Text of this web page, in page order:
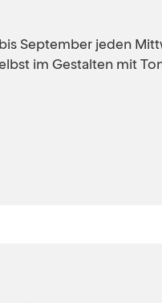
September jeden
im Gestalten mit